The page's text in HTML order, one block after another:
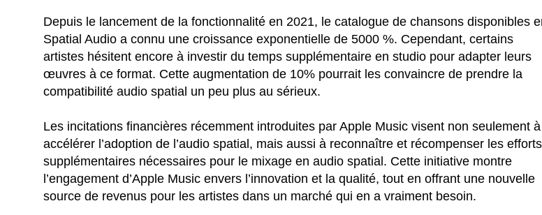
Depuis le lancement de la fonctionnalité en 2021, le catalogue de chansons disponibles
Spatial Audio a connu une croissance exponentielle de 5000 %. Cependant, certains
artistes hésitent encore à investir du temps supplémentaire en studio pour adapter leurs
œuvres à ce format. Cette augmentation de 10% pourrait les convaincre de prendre la
compatibilité audio spatial un peu plus au sérieux.
Les incitations financières récemment introduites par Apple Music visent non seulement à
accélérer l’adoption de l’audio spatial, mais aussi à reconnaître et récompenser les efforts
supplémentaires nécessaires pour le mixage en audio spatial. Cette initiative montre
l’engagement d’Apple Music envers l’innovation et la qualité, tout en offrant une nouvelle
source de revenus pour les artistes dans un marché qui en a vraiment besoin.